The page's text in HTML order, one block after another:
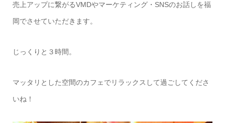
売上アップに繋がるVMDやマーケティング・SNSのお話しを福
岡でさせていただきます。
じっくりと３時間。
マッタリとした空間のカフェでリラックスして過ごしてくださ
いね！